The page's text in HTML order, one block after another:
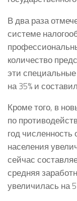
В два раза
системе
количество
эти
на 35% и
Кроме того, в
по
год
населения
сейчас
средняя
увеличилась на